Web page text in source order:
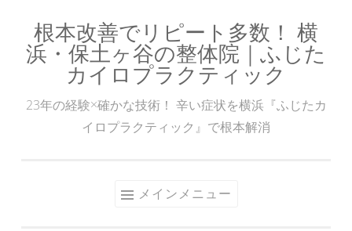
ン
根本改善でリピート多数！ 横
浜・保土ヶ谷の整体院｜ふじた
カイロプラクティック
23年の経験×確かな技術！ 辛い症状を横浜『ふじたカ
イロプラクティック』で根本解消
メインメニュー